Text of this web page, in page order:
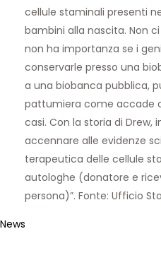
cellule staminali presenti
bambini alla nascita. Non
non ha importanza se i
conservarle presso una
a una biobanca pubblica,
pattumiera come accade
casi. Con la storia di Drew,
accennare alle evidenze
terapeutica delle cellule
autologhe (donatore e
persona)”. Fonte: Ufficio
News